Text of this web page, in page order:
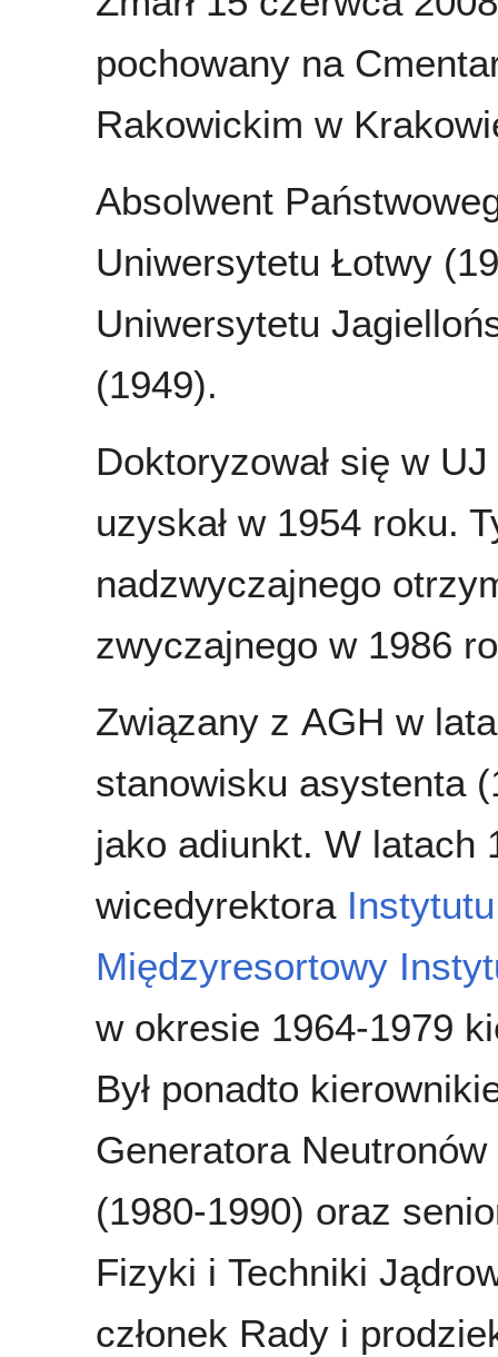
pochowany na
Rakowickim w
Absolwent
Uniwersytetu Łotwy
Uniwersytetu
(1949).
Doktoryzował się w
uzyskał w 1954 roku.
nadzwyczajnego
zwyczajnego w 1986
Związany z AGH w
stanowisku asystenta
jako adiunkt. W latach
wicedyrektora
Międzyresortowy
w okresie 1964-1979
Był ponadto
Generatora
(1980-1990) oraz
Fizyki i Techniki
członek Rady i